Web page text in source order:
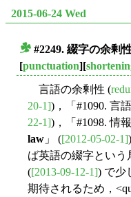
2015-06-24 Wed
#2249. 綴字の余剰
[punctuation][
言語の余剰性 (
20-1])，「#1090. 言
22-1])，「#1098. 情
law 」 ([2012-05-02-1]
ば英語の綴字とい
([2013-09-12-1]) で少
期待されるため，